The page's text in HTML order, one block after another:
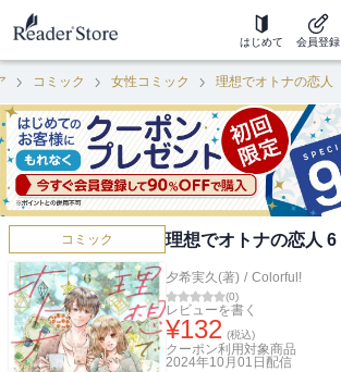
はじめて 会員登録
コミック 女性コミック 理想でオトナの恋人
コミック 理想でオトナの恋人 6
夕希実久(著) / Colorful!
(0)
レビューを書く
¥132 (税込)
クーポン利用対象商品
2024年10月01日 配信